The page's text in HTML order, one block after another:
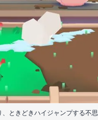
ときどきハイジャンプする不